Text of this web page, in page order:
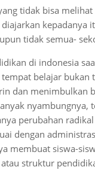
tidak bisa
diajarkan
tidak semua-
di indonesia
belajar bukan
dan menimbulkan
nyambungnya,
perubahan
dengan
membuat siswa-
struktur